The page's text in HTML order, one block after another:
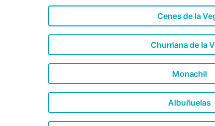
Cenes de la
Churriana de la
Monachil
Albuñuelas